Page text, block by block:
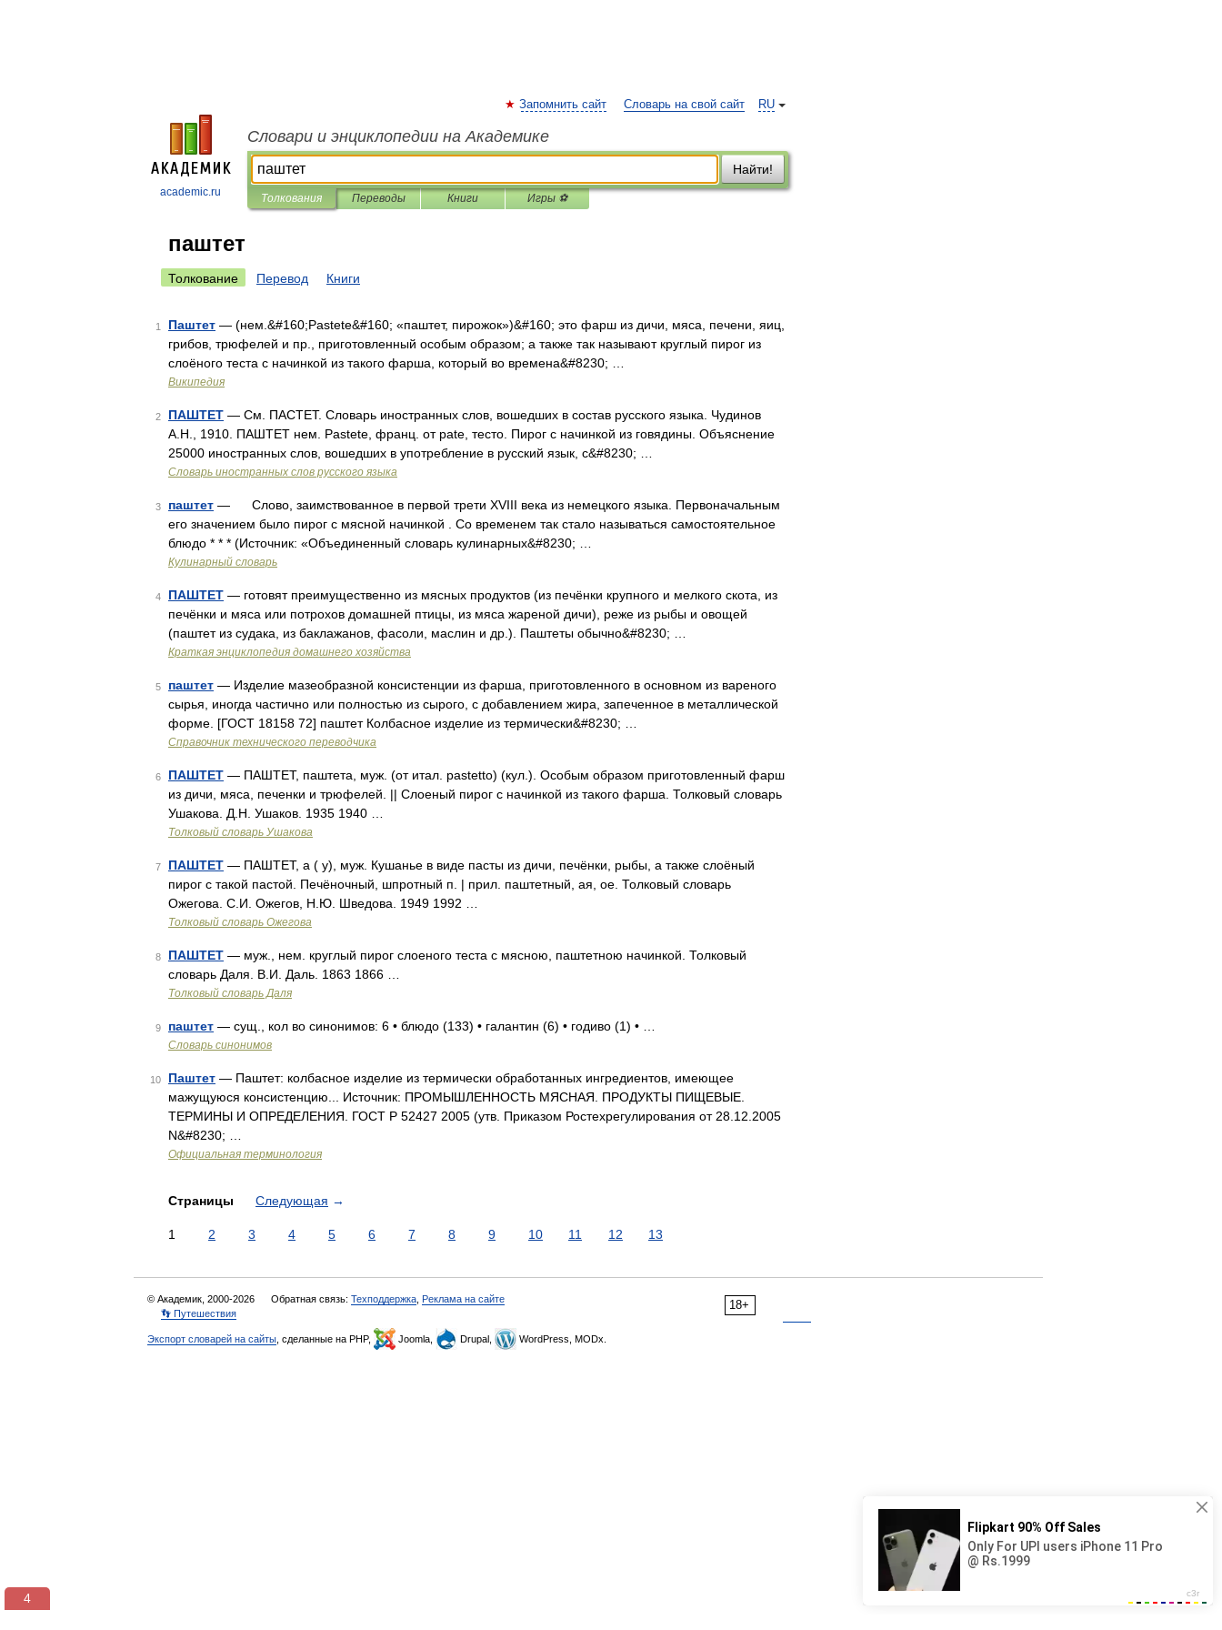
academic.ru
RU
Запомнить сайт Словарь на свой сайт
Словари и энциклопедии на Академике
Найти!
Толкования Переводы Книги Игры ⚽
паштет
Толкование Перевод Книги
1 Паштет — (нем.&#160;Раstеtе&#160; «паштет, пирожок»)&#160; это фарш из дичи, мяса, печени, яиц,
грибов, трюфелей и пр., приготовленный особым образом; а также так называют круглый пирог из
слоёного теста с начинкой из такого фарша, который во времена&#8230; …
Википедия
2 ПАШТЕТ — См. ПАСТЕТ. Словарь иностранных слов, вошедших в состав русского языка. Чудинов
А.Н., 1910. ПАШТЕТ нем. Pastete, франц. от pate, тесто. Пирог с начинкой из говядины. Объяснение
25000 иностранных слов, вошедших в употребление в русский язык, с&#8230; …
Словарь иностранных слов русского языка
3 паштет — Слово, заимствованное в первой трети XVIII века из немецкого языка. Первоначальным
его значением было пирог с мясной начинкой . Со временем так стало называться самостоятельное
блюдо * * * (Источник: «Объединенный словарь кулинарных&#8230; …
Кулинарный словарь
4 ПАШТЕТ — готовят преимущественно из мясных продуктов (из печёнки крупного и мелкого скота, из
печёнки и мяса или потрохов домашней птицы, из мяса жареной дичи), реже из рыбы и овощей
(паштет из судака, из баклажанов, фасоли, маслин и др.). Паштеты обычно&#8230; …
Краткая энциклопедия домашнего хозяйства
5 паштет — Изделие мазеобразной консистенции из фарша, приготовленного в основном из вареного
сырья, иногда частично или полностью из сырого, с добавлением жира, запеченное в металлической
форме. [ГОСТ 18158 72] паштет Колбасное изделие из термически&#8230; …
Справочник технического переводчика
6 ПАШТЕТ — ПАШТЕТ, паштета, муж. (от итал. pastetto) (кул.). Особым образом приготовленный фарш
из дичи, мяса, печенки и трюфелей. || Слоеный пирог с начинкой из такого фарша. Толковый словарь
Ушакова. Д.Н. Ушаков. 1935 1940 …
Толковый словарь Ушакова
7 ПАШТЕТ — ПАШТЕТ, а ( у), муж. Кушанье в виде пасты из дичи, печёнки, рыбы, а также слоёный
пирог с такой пастой. Печёночный, шпротный п. | прил. паштетный, ая, ое. Толковый словарь
Ожегова. С.И. Ожегов, Н.Ю. Шведова. 1949 1992 …
Толковый словарь Ожегова
8 ПАШТЕТ — муж., нем. круглый пирог слоеного теста с мясною, паштетною начинкой. Толковый
словарь Даля. В.И. Даль. 1863 1866 …
Толковый словарь Даля
9 паштет — сущ., кол во синонимов: 6 • блюдо (133) • галантин (6) • годиво (1) • …
Словарь синонимов
10 Паштет — Паштет: колбасное изделие из термически обработанных ингредиентов, имеющее
мажущуюся консистенцию... Источник: ПРОМЫШЛЕННОСТЬ МЯСНАЯ. ПРОДУКТЫ ПИЩЕВЫЕ.
ТЕРМИНЫ И ОПРЕДЕЛЕНИЯ. ГОСТ Р 52427 2005 (утв. Приказом Ростехрегулирования от 28.12.2005
N&#8230; …
Официальная терминология
Страницы Следующая →
1 2 3 4 5 6 7 8 9 10 11 12 13
18+
© Академик, 2000-2026 Обратная связь: Техподдержка Реклама на сайте
👣 Путешествия
Экспорт словарей на сайты , сделанные на PHP, Joomla, Drupal, WordPress, MODx.
3